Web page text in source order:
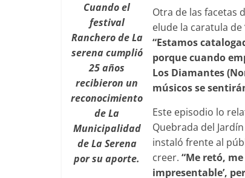
Cuando el
festival
Ranchero de La
serena cumplió
25 años
recibieron un
reconocimiento
de La
Municipalidad
de La Serena
por su aporte.
Otra de las facetas
elude la caratula de
“Estamos
porque cuando
Los Diamantes
músicos se
Este episodio lo
Quebrada del
instaló frente al
creer. “Me retó,
impresentable’,